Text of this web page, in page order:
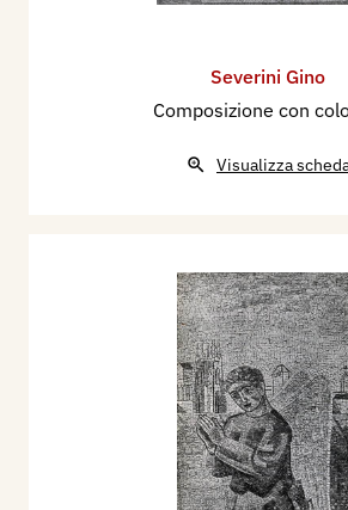
Severini Gino
Composizione con
Visualizza